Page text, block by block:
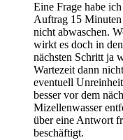
Eine Frage habe
Auftrag 15
nicht abwaschen.
wirkt es doch in
nächsten Schritt ja
Wartezeit dann
eventuell
besser vor dem
Mizellenwasser
über eine Antwort
beschäftigt.